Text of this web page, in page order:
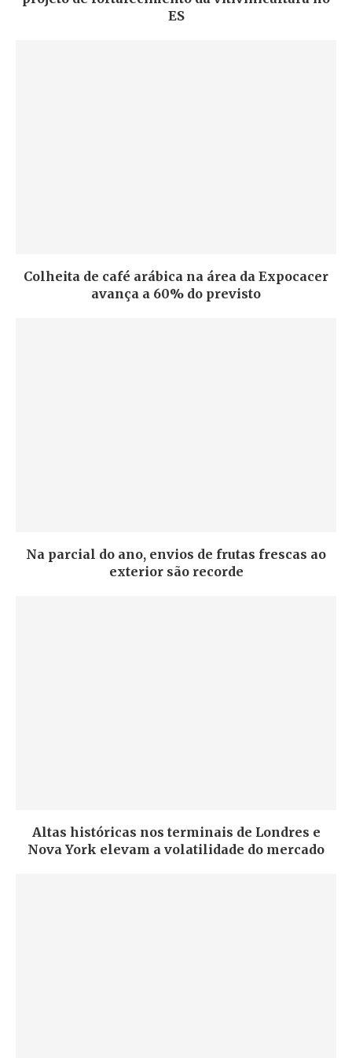
ES
Colheita de café arábica na área da Expocacer
avança a 60% do previsto
Na parcial do ano, envios de frutas frescas ao
exterior são recorde
Altas históricas nos terminais de Londres e
Nova York elevam a volatilidade do mercado